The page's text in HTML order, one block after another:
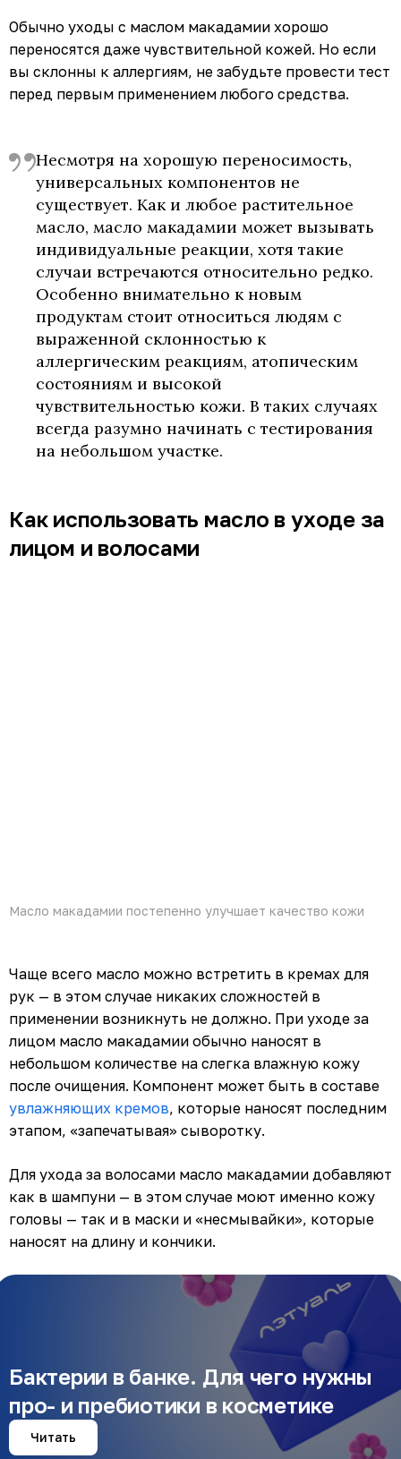
Обычно уходы с маслом макадамии хорошо
переносятся даже чувствительной кожей. Но если
вы склонны к аллергиям, не забудьте провести тест
перед первым применением любого средства.
Несмотря на хорошую переносимость,
универсальных компонентов не
существует. Как и любое растительное
масло, масло макадамии может вызывать
индивидуальные реакции, хотя такие
случаи встречаются относительно редко.
Особенно внимательно к новым
продуктам стоит относиться людям с
выраженной склонностью к
аллергическим реакциям, атопическим
состояниям и высокой
чувствительностью кожи. В таких случаях
всегда разумно начинать с тестирования
на небольшом участке.
Как использовать масло в уходе за
лицом и волосами
Масло макадамии постепенно улучшает качество кожи
Чаще всего масло можно встретить в кремах для
рук — в этом случае никаких сложностей в
применении возникнуть не должно. При уходе за
лицом масло макадамии обычно наносят в
небольшом количестве на слегка влажную кожу
после очищения. Компонент может быть в составе
увлажняющих кремов, которые наносят последним
этапом, «запечатывая» сыворотку.
Для ухода за волосами масло макадамии добавляют
как в шампуни — в этом случае моют именно кожу
головы — так и в маски и «несмывайки», которые
наносят на длину и кончики.
Бактерии в банке. Для чего нужны
про- и пребиотики в косметике
Читать